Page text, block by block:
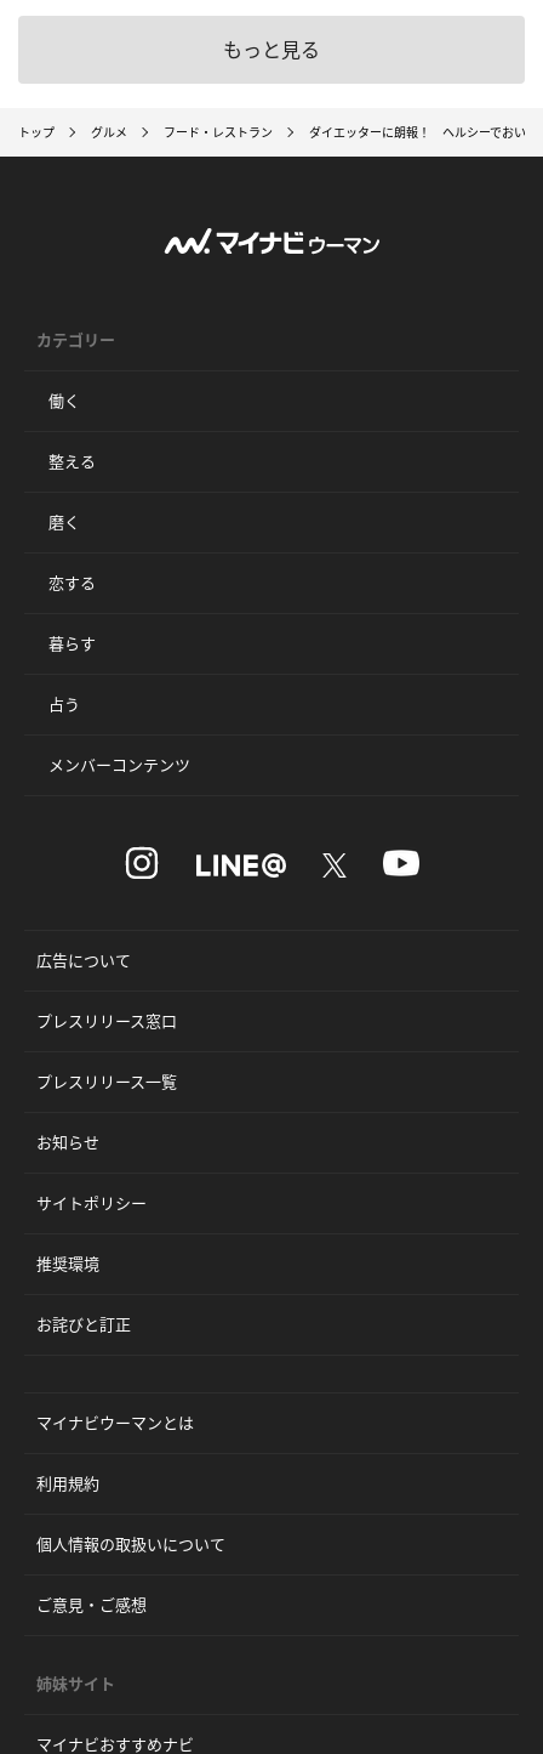
もっと見る
トップ グルメ フード・レストラン ダイエッターに朗報！ ヘルシーでおいし
カテゴリー
働く
整える
磨く
恋する
暮らす
占う
メンバーコンテンツ
広告について
プレスリリース窓口
プレスリリース一覧
お知らせ
サイトポリシー
推奨環境
お詫びと訂正
マイナビウーマンとは
利用規約
個人情報の取扱いについて
ご意見・ご感想
姉妹サイト
マイナビおすすめナビ